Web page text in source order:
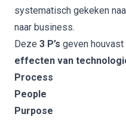
systematisch gekeken
naar business.
Deze 3 P’s geven
effecten van
Process
People
Purpose